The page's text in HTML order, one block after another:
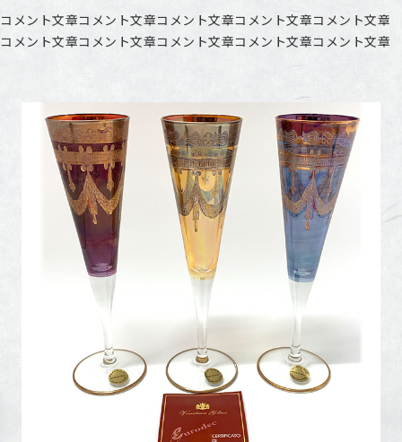
コメント文章コメント文章コメント文章コメント文章コメント文章
コメント文章コメント文章コメント文章コメント文章コメント文章